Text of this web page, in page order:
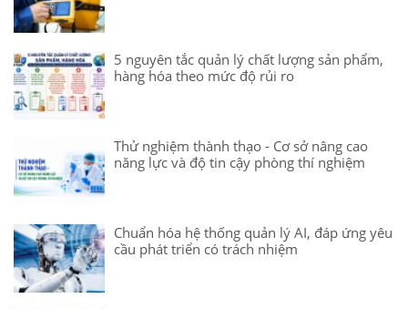
5 nguyên tắc quản lý chất lượng sản phẩm,
hàng hóa theo mức độ rủi ro
Thử nghiệm thành thạo - Cơ sở nâng cao
năng lực và độ tin cậy phòng thí nghiệm
Chuẩn hóa hệ thống quản lý AI, đáp ứng yêu
cầu phát triển có trách nhiệm